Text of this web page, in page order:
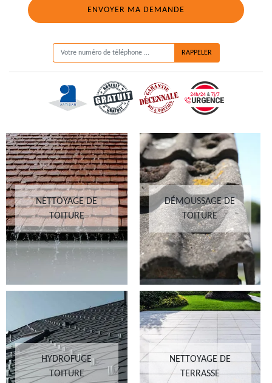
NETTOYAGE DE
TOITURE
DÉMOUSSAGE DE
TOITURE
HYDROFUGE
TOITURE
NETTOYAGE DE
TERRASSE